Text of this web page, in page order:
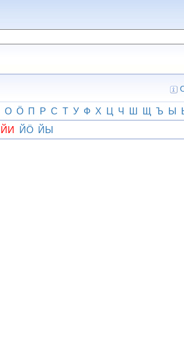
О Ӧ П Р С Т У Ф Х Ц Ч Ш Щ Ъ Ы
ЙИ ЙӦ ЙЫ